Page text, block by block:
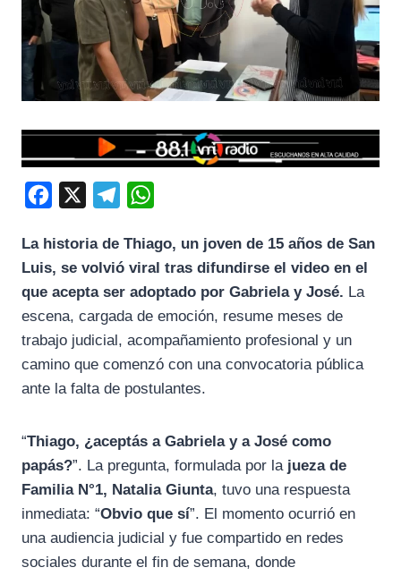
c
e
b
o
k
e
g
m
a
t
s
p
p
La historia de Thiago, un joven de 15 años de San
Luis, se volvió viral tras difundirse el video en el
que acepta ser adoptado por Gabriela y José. La
escena, cargada de emoción, resume meses de
trabajo judicial, acompañamiento profesional y un
camino que comenzó con una convocatoria pública
ante la falta de postulantes.
“Thiago, ¿aceptás a Gabriela y a José como
papás?”. La pregunta, formulada por la jueza de
Familia N°1, Natalia Giunta, tuvo una respuesta
inmediata: “Obvio que sí”. El momento ocurrió en
una audiencia judicial y fue compartido en redes
sociales durante el fin de semana, donde